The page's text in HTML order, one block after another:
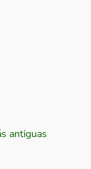
antiguas